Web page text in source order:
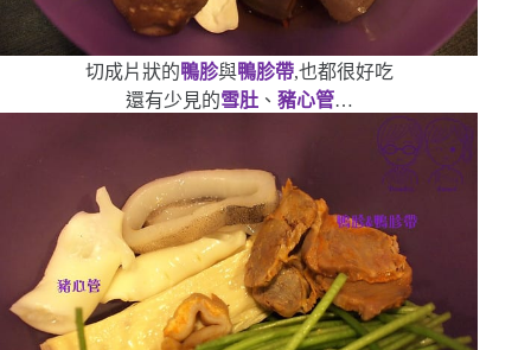
切成片狀的鴨胗與鴨胗帶,也都很好吃
還有少見的雪肚、 豬心管…